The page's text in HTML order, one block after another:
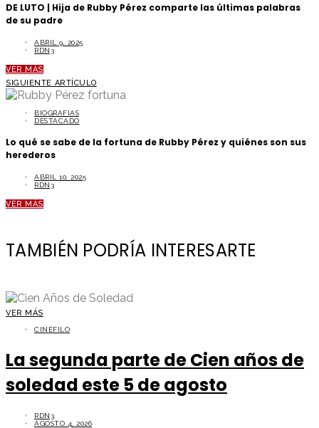
DE LUTO | Hija de Rubby Pérez comparte las últimas palabras
de su padre
ABRIL 9, 2025
RDN3
VER MÁS
SIGUIENTE ARTÍCULO
BIOGRAFIAS
DESTACADO
Lo qué se sabe de la fortuna de Rubby Pérez y quiénes son sus
herederos
ABRIL 10, 2025
RDN3
VER MÁS
TAMBIÉN PODRÍA INTERESARTE
VER MÁS
CINÉFILO
La segunda parte de Cien años de
soledad este 5 de agosto
RDN3
AGOSTO 4, 2026